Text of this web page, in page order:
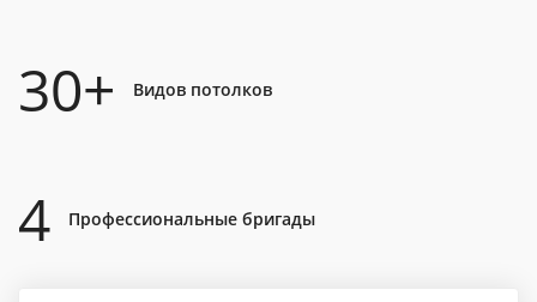
30+ Видов потолков
4 Профессиональные бригады